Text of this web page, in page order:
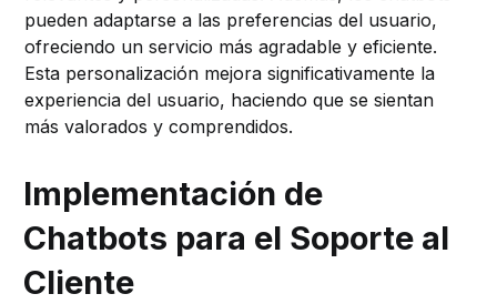
pueden adaptarse a las preferencias del usuario,
ofreciendo un servicio más agradable y eficiente.
Esta personalización mejora significativamente la
experiencia del usuario, haciendo que se sientan
más valorados y comprendidos.
Implementación de
Chatbots para el Soporte al
Cliente